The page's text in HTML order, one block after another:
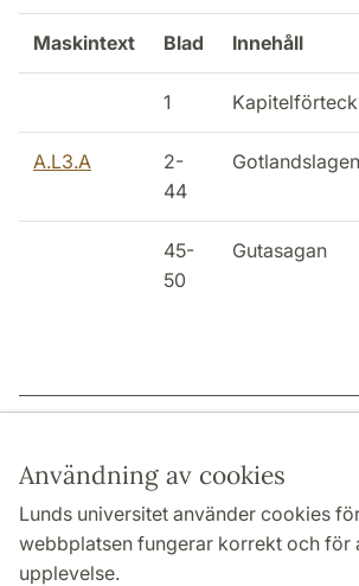
Användning av cookies
Lunds universitet använder cookies
webbplatsen fungerar korrekt och för
upplevelse.
Maskintext Blad Innehåll
1
A.L3.A
2-
44
45-
50
Gutasagan
HUMANISTISKA OCH TEOLOGISKA